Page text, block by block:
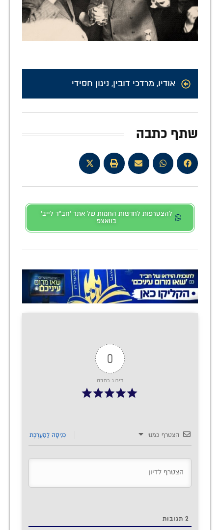
אודיו, מרדכי דובין, ניגון חסידי
שתף כתבה
להצטרפות לחדשות החמות של אתר 'חב"ד לייב'
בוואצפ
0
דירוג כתבה
הצטרף כמנוי כְּנִיסָה לַמַעֲרֶכֶת
2 תגובות